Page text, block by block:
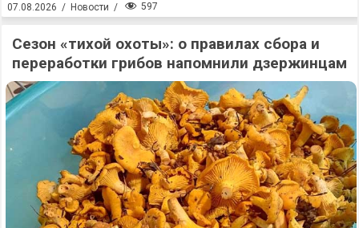
07.08.2026 / Новости / 597
Сезон «тихой охоты»: о правилах сбора и
переработки грибов напомнили дзержинцам